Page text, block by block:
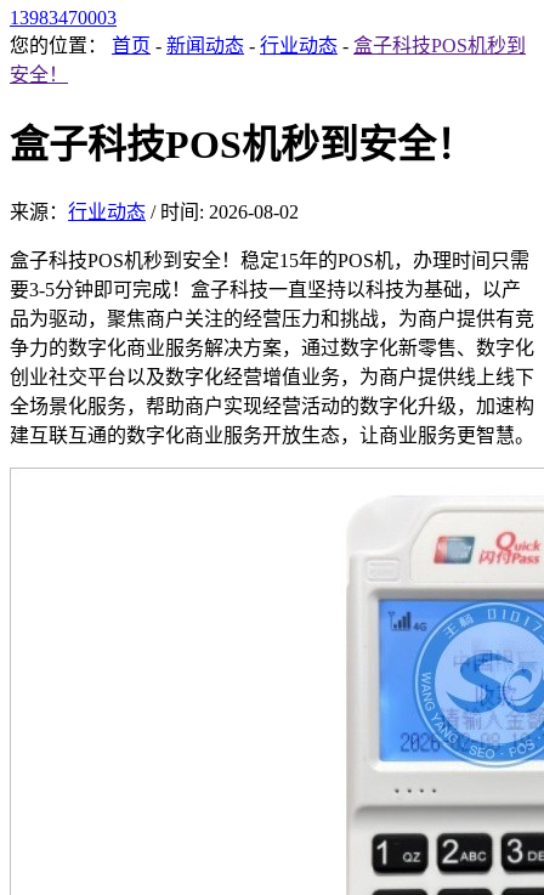
13983470003
您的位置： 首页 - 新闻动态 - 行业动态 - 盒子科技POS机秒到
安全！
盒子科技POS机秒到安全！
来源： 行业动态 / 时间: 2026-08-02
盒子科技POS机秒到安全！稳定15年的POS机，办理时间只需
要3-5分钟即可完成！盒子科技一直坚持以科技为基础，以产
品为驱动，聚焦商户关注的经营压力和挑战，为商户提供有竞
争力的数字化商业服务解决方案，通过数字化新零售、数字化
创业社交平台以及数字化经营增值业务，为商户提供线上线下
全场景化服务，帮助商户实现经营活动的数字化升级，加速构
建互联互通的数字化商业服务开放生态，让商业服务更智慧。